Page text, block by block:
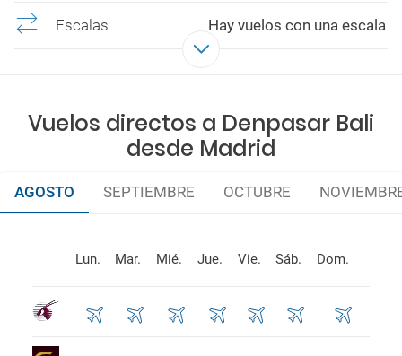
Escalas Hay vuelos con una escala
Vuelos directos a Denpasar Bali
desde Madrid
AGOSTO SEPTIEMBRE OCTUBRE
Lun. Mar. Mié. Jue. Vie. Sáb. Dom.